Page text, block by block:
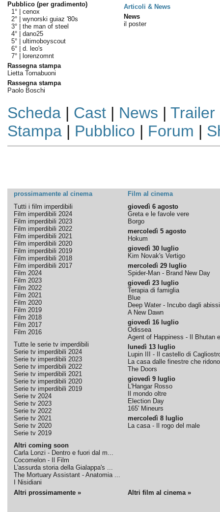
Pubblico (per gradimento)
1° | cenox
2° | wynorski guiaz '80s
3° | the man of steel
4° | dano25
5° | ultimoboyscout
6° | d. leo's
7° |
lorenzomnt
Rassegna stampa
Lietta Tornabuoni
Rassegna stampa
Paolo Boschi
Articoli & News
News
il poster
Scheda| Cast| News | Trailer
Stampa| Pubblico | Forum |
prossimamente al cinema
Film al cinema
Tutti i film imperdibili
Film imperdibili 2024
Film imperdibili 2023
Film imperdibili 2022
Film imperdibili 2021
Film imperdibili 2020
Film imperdibili 2019
Film imperdibili 2018
Film imperdibili 2017
Film 2024
Film 2023
Film 2022
Film 2021
Film 2020
Film 2019
Film 2018
Film 2017
Film 2016
Tutte le serie tv imperdibili
Serie tv imperdibili 2024
Serie tv imperdibili 2023
Serie tv imperdibili 2022
Serie tv imperdibili 2021
Serie tv imperdibili 2020
Serie tv imperdibili 2019
Serie tv 2024
Serie tv 2023
Serie tv 2022
Serie tv 2021
Serie tv 2020
Serie tv 2019
Altri coming soon
Carla Lonzi - Dentro e fuori dal m...
Cocomelon - Il Film
L'assurda storia della Gialappa's ...
The Mortuary Assistant - Anatomia ...
I Nisidiani
giovedì 6 agosto
Greta e le favole vere
Borgo
mercoledì 5 agosto
Hokum
giovedì 30 luglio
Kim Novak's Vertigo
mercoledì 29 luglio
Spider-Man - Brand New Day
giovedì 23 luglio
Terapia di famiglia
Blue
Deep Water - Incubo dagli abissi
A New Dawn
giovedì 16 luglio
Odissea
Agent of Happiness - Il Bhutan
lunedì 13 luglio
Lupin III - Il castello di
La casa dalle finestre che ridono
The Doors
giovedì 9 luglio
L'Hangar Rosso
Il mondo oltre
Election Day
165' Mineurs
mercoledì 8 luglio
La casa - Il rogo del male
Altri prossimamente » Altri film al cinema »